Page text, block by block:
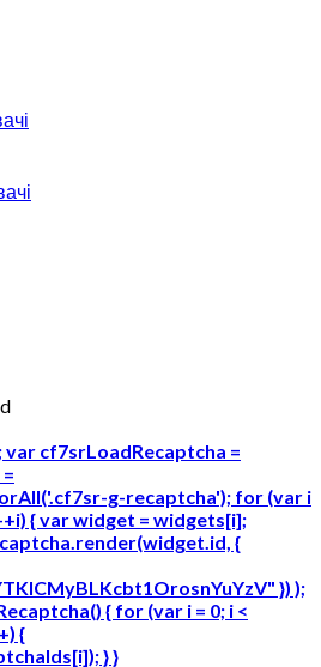
cf7srLoadRecaptcha =
g-recaptcha'); for (var i
{ var widget = widgets[i];
{
}) );
{ for (var i = 0; i <
{
} }